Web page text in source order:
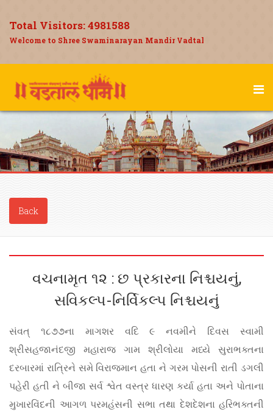
Total Visitors:4981588
Welcome to Shree Swaminarayan Mandir Vadtal
Back
વચનામૃત ૧૨ : છ પ્રકારના નિશ્ચયનું,
સવિકલ્પ-નિર્વિકલ્પ નિશ્ચયનું
સંવત્ ૧૮૭૭ના માગશર વદિ ૯ નવમીને દિવસ સ્વામી
શ્રીસહજાનંદજી મહારાજ ગામ શ્રીલોયા મધ્યે સુરાભક્તના
દરબારમાં રાત્રિને સમે વિરાજમાન હતા ને ગરમ પોસની રાતી ડગલી
પહેરી હતી ને બીજા સર્વ શ્વેત વસ્ત્ર ધારણ કર્યા હતા અને પોતાના
મુખારવિંદની આગળ પરમહંસની સભા તથા દેશદેશના હરિભક્તની